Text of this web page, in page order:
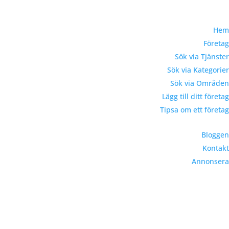
Hem
Företag
Sök via Tjänster
Sök via Kategorier
Sök via Områden
Lägg till ditt företag
Tipsa om ett företag
Bloggen
Kontakt
Annonsera